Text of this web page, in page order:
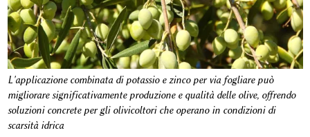
L'applicazione combinata di potassio e zinco per via fogliare può
migliorare significativamente produzione e qualità delle olive, offrendo
soluzioni concrete per gli olivicoltori che operano in condizioni di
scarsità idrica